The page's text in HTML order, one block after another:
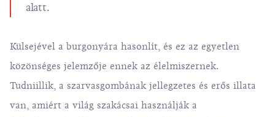
alatt.
Külsejével a burgonyára hasonlít, és ez az egyetlen
közönséges jelemzője ennek az élelmiszernek.
Tudniillik, a szarvasgombának jellegzetes és erős illata
van, amiért a világ szakácsai használják a